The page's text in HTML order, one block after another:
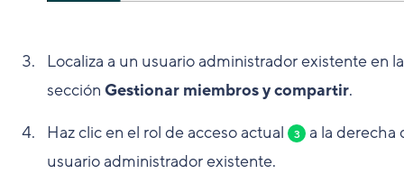
Localiza a un usuario administrador existente en la
sección Gestionar miembros y compartir.
Haz clic en el rol de acceso actual
3
a la derecha
usuario administrador existente.